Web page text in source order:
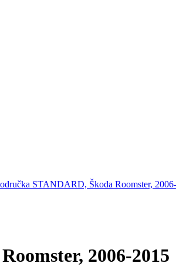
STANDARD, Škoda Roomster,
2006-2015